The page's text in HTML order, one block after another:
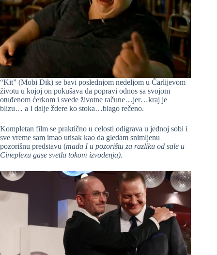
“Kit” (Mobi Dik) se bavi poslednjom nedeljom u Čarlijevom
životu u kojoj on pokušava da popravi odnos sa svojom
otuđenom ćerkom i svede životne račune…jer…kraj je
blizu… a I dalje ždere ko stoka…blago rečeno.
Kompletan film se praktično u celosti odigrava u jednoj sobi i
sve vreme sam imao utisak kao da gledam snimljenu
pozorišnu predstavu (mada I u pozorištu za razliku od sale u
Cineplexu gase svetla tokom izvođenja).